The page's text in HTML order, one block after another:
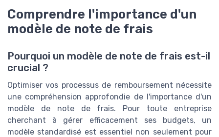
Comprendre l'importance d'un
modèle de note de frais
Pourquoi un modèle de note de frais est-il
crucial ?
Optimiser vos processus de remboursement nécessite
une compréhension approfondie de l'importance d'un
modèle de note de frais. Pour toute entreprise
cherchant à gérer efficacement ses budgets, un
modèle standardisé est essentiel non seulement pour